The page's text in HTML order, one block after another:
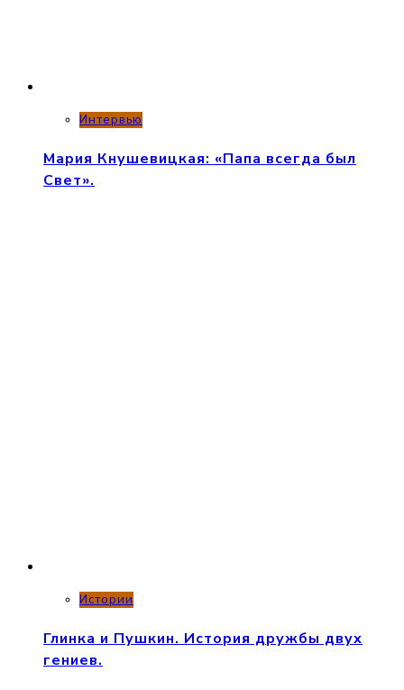
Интервью
Мария Кнушевицкая: «Папа всегда был
Свет».
Истории
Глинка и Пушкин. История дружбы двух
гениев.